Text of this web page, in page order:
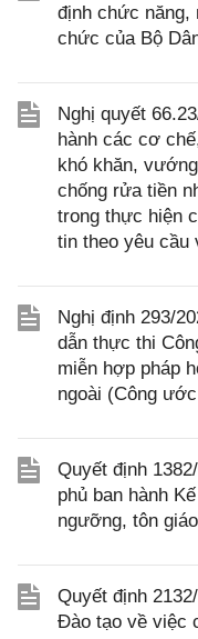
định chức năng,
chức của Bộ
Nghị quyết
hành các cơ
khó khăn,
chống rửa tiền
trong thực hiện
tin theo yêu cầu
Nghị định 293/
dẫn thực thi
miễn hợp pháp
ngoài (Công
Quyết định
phủ ban hành
ngưỡng, tôn giáo
Quyết định
Đào tạo về việc